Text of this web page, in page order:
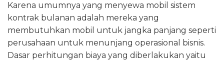
Karena umumnya yang menyewa mobil sistem
kontrak bulanan adalah mereka yang
membutuhkan mobil untuk jangka panjang seperti
perusahaan untuk menunjang operasional bisnis.
Dasar perhitungan biaya yang diberlakukan yaitu